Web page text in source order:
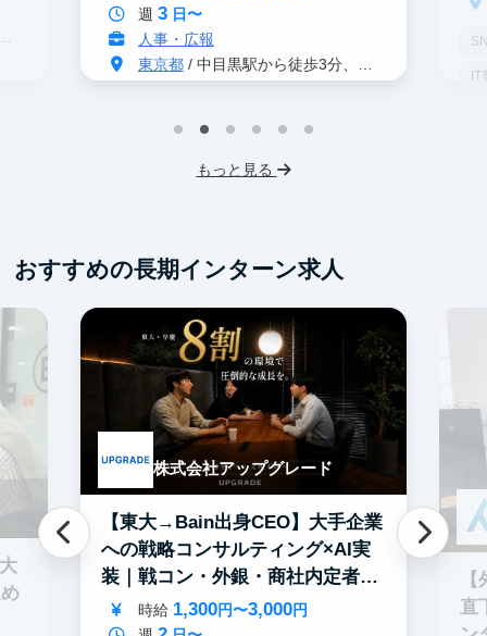
週 3日〜
人事・広報
東京都/ 中目黒駅から徒歩3分、恵比寿駅から徒歩10分
プロダクトマネジメント 事業立案
未経験OK 不動産業界
交通費支給
IT
もっと見る
おすすめの長期インターン求人
株式会社アップグレード
【東大→Bain出身CEO】大手企業
への戦略コンサルティング×AI実
装｜戦コン・外銀・商社内定者多
数
時給 1,300円〜3,000円
直